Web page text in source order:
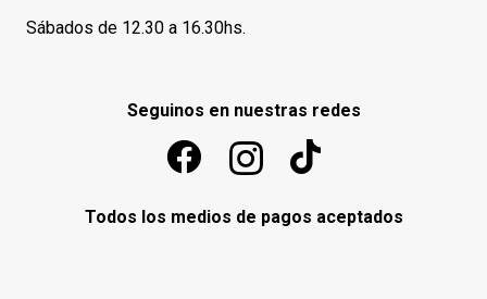
Sábados de 12.30 a 16.30hs.
Seguinos en nuestras redes
Todos los medios de pagos aceptados